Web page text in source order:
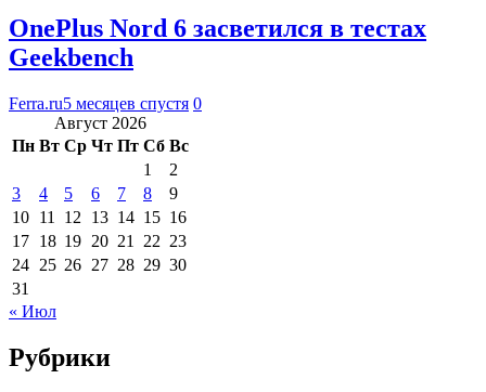
OnePlus Nord 6 засветился в тестах
Geekbench
Ferra.ru5 месяцев спустя 0
Август 2026
Пн Вт Ср Чт Пт Сб Вс
1
2
3
4 5 6 7 8
9
10 11 12 13 14 15 16
17 18 19 20 21 22 23
24 25 26 27 28 29 30
31
« Июл
Рубрики